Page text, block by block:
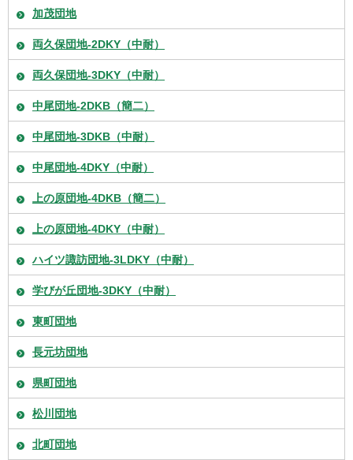
加茂団地
両久保団地-2DKY（中耐）
両久保団地-3DKY（中耐）
中尾団地-2DKB（簡二）
中尾団地-3DKB（中耐）
中尾団地-4DKY（中耐）
上の原団地-4DKB（簡二）
上の原団地-4DKY（中耐）
ハイツ諏訪団地-3LDKY（中耐）
学びが丘団地-3DKY（中耐）
東町団地
長元坊団地
県町団地
松川団地
北町団地